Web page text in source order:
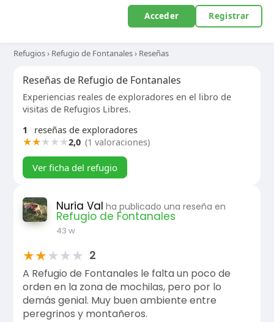
Acceder Registrar
Refugios› Refugio de Fontanales› Reseñas
Reseñas de Refugio de Fontanales
Experiencias reales de exploradores en el libro de
visitas de Refugios Libres.
1
reseñas de exploradores
★★★★★2,0 (1 valoraciones)
Ver ficha del refugio
Nuria Val ha publicado una reseña en
Refugio de Fontanales
43 w
★★★★★ 2
A Refugio de Fontanales le falta un poco de
orden en la zona de mochilas, pero por lo
demás genial. Muy buen ambiente entre
peregrinos y montañeros.